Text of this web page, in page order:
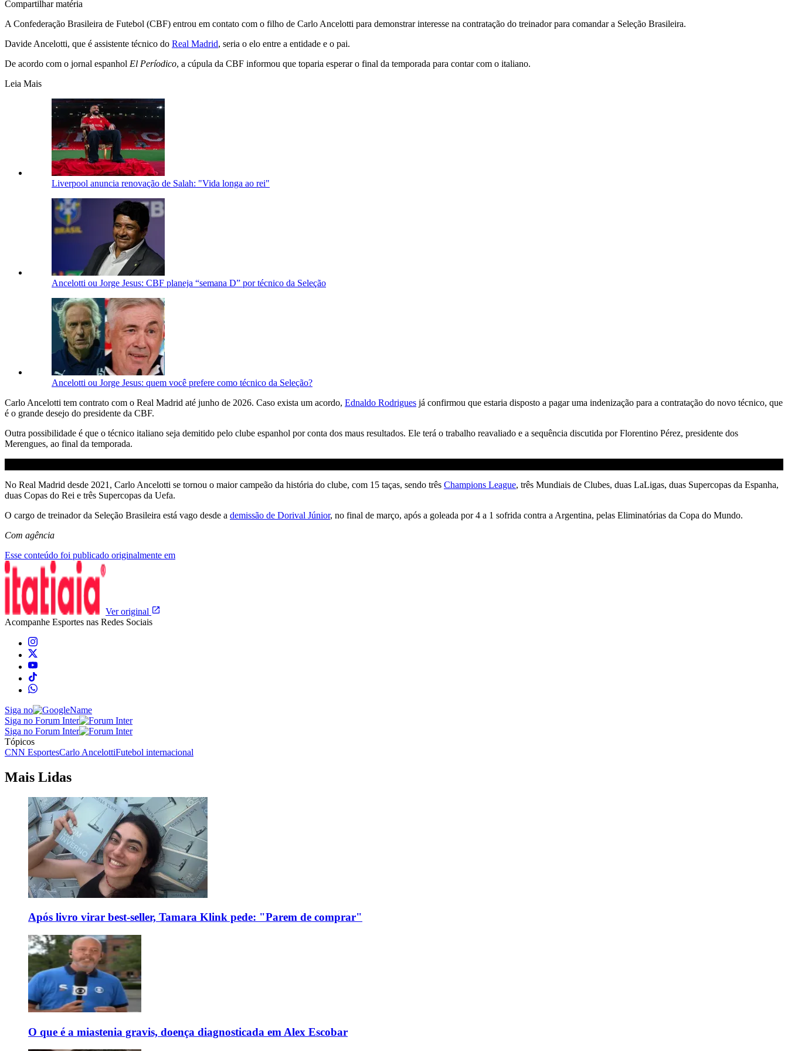
Compartilhar matéria
A Confederação Brasileira de Futebol (CBF) entrou em contato com o filho de Carlo Ancelotti para demonstrar interesse na contratação do treinador para comandar a Seleção Brasileira.
Davide Ancelotti, que é assistente técnico do Real Madrid, seria o elo entre a entidade e o pai.
De acordo com o jornal espanhol El Períodico, a cúpula da CBF informou que toparia esperar o final da temporada para contar com o italiano.
Leia Mais
Liverpool anuncia renovação de Salah: "Vida longa ao rei"
Ancelotti ou Jorge Jesus: CBF planeja “semana D” por técnico da Seleção
Ancelotti ou Jorge Jesus: quem você prefere como técnico da Seleção?
Carlo Ancelotti tem contrato com o Real Madrid até junho de 2026. Caso exista um acordo, Ednaldo Rodrigues já confirmou que estaria disposto a pagar uma indenização para a contratação do novo técnico, que
é o grande desejo do presidente da CBF.
Outra possibilidade é que o técnico italiano seja demitido pelo clube espanhol por conta dos maus resultados. Ele terá o trabalho reavaliado e a sequência discutida por Florentino Pérez, presidente dos
Merengues, ao final da temporada.
No Real Madrid desde 2021, Carlo Ancelotti se tornou o maior campeão da história do clube, com 15 taças, sendo três Champions League, três Mundiais de Clubes, duas LaLigas, duas Supercopas da Espanha,
duas Copas do Rei e três Supercopas da Uefa.
O cargo de treinador da Seleção Brasileira está vago desde a demissão de Dorival Júnior, no final de março, após a goleada por 4 a 1 sofrida contra a Argentina, pelas Eliminatórias da Copa do Mundo.
Com agência
Esse conteúdo foi publicado originalmente em
Ver original
Acompanhe Esportes nas Redes Sociais
Siga no
Siga no Forum Inter
Siga no Forum Inter
Tópicos
CNN EsportesCarlo AncelottiFutebol internacional
Mais Lidas
Após livro virar best-seller, Tamara Klink pede: "Parem de comprar"
O que é a miastenia gravis, doença diagnosticada em Alex Escobar